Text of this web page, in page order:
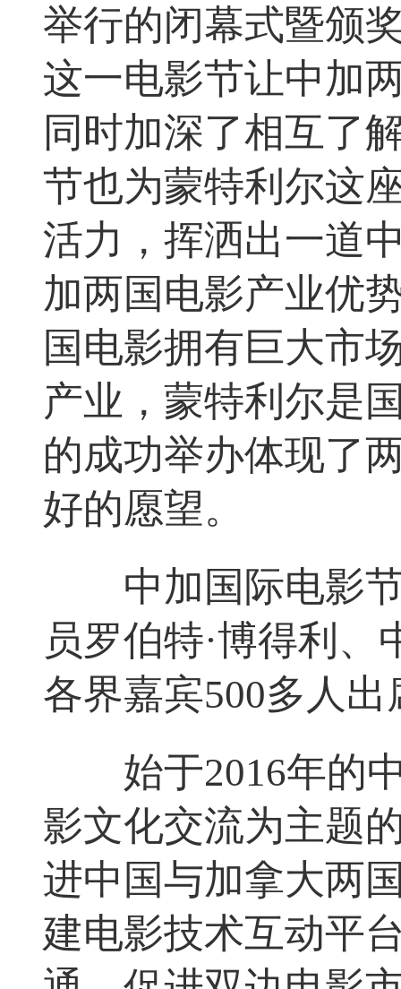
举行的闭幕式暨颁
这一电影节让中加
同时加深了相互了
节也为蒙特利尔这
活力，挥洒出一道
加两国电影产业优
国电影拥有巨大市
产业，蒙特利尔是
的成功举办体现了
好的愿望。
中加国际电影节
员罗伯特·博得利
各界嘉宾500多人
始于2016年的中
影文化交流为主题
进中国与加拿大两
建电影技术互动平